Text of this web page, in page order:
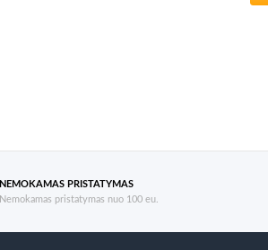
NEMOKAMAS PRISTATYMAS
Nemokamas pristatymas nuo 100 eu.